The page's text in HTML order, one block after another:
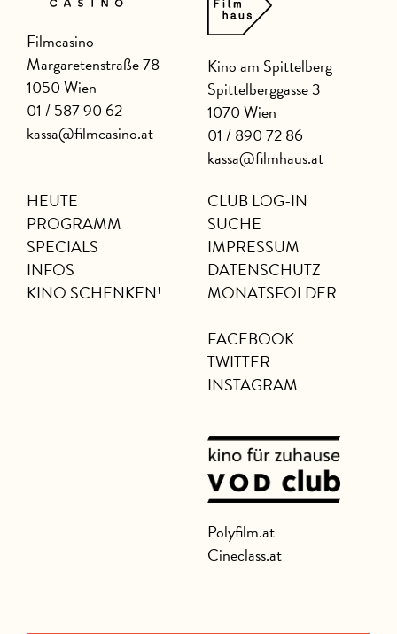
Filmcasino
Margaretenstraße 78
1050 Wien
01 / 587 90 62
kassa@filmcasino.at
Kino am Spittelberg
Spittelberggasse 3
1070 Wien
01 / 890 72 86
kassa@filmhaus.at
HEUTE
PROGRAMM
SPECIALS
INFOS
KINO SCHENKEN!
CLUB LOG-IN
SUCHE
IMPRESSUM
DATENSCHUTZ
MONATSFOLDER
FACEBOOK
TWITTER
INSTAGRAM
Polyfilm.at
Cineclass.at